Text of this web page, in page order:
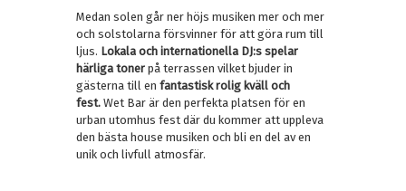
Medan solen går ner höjs musiken mer och mer
och solstolarna försvinner för att göra rum till
ljus. Lokala och internationella DJ:s spelar
härliga toner på terrassen vilket bjuder in
gästerna till en fantastisk rolig kväll och
fest. Wet Bar är den perfekta platsen för en
urban utomhus fest där du kommer att uppleva
den bästa house musiken och bli en del av en
unik och livfull atmosfär.